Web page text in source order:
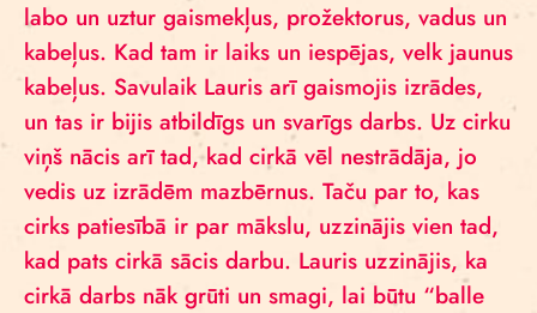
labo un uztur gaismekļus, prožektorus, vadus un
kabeļus. Kad tam ir laiks un iespējas, velk jaunus
kabeļus. Savulaik Lauris arī gaismojis izrādes,
un tas ir bijis atbildīgs un svarīgs darbs. Uz cirku
viņš nācis arī tad, kad cirkā vēl nestrādāja, jo
vedis uz izrādēm mazbērnus. Taču par to, kas
cirks patiesībā ir par mākslu, uzzinājis vien tad,
kad pats cirkā sācis darbu. Lauris uzzinājis, ka
cirkā darbs nāk grūti un smagi, lai būtu “balle